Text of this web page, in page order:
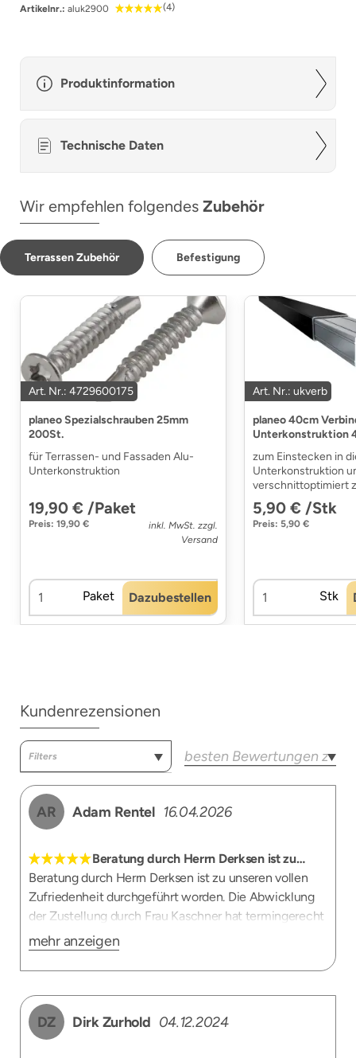
Artikelnr.: aluk2900 (4)
Produktinformation
Technische Daten
Wir empfehlen folgendes Zubehör
Terrassen Zubehör Befestigung
Art. Nr.: 4729600175
planeo Spezialschrauben 25mm
200St.
für Terrassen- und Fassaden Alu-
Unterkonstruktion
19,90 € /Paket
Preis: 19,90 €
inkl. MwSt. zzgl.
Versand
Paket Dazubestellen
Art. Nr.: ukverb
planeo 40cm
Unterkonstruktion
zum Einstecken in
Unterkonstruktion
verschnittoptimiert
5,90 € /Stk
Preis: 5,90 €
Stk
Kundenrezensionen
AR Adam Rentel 16.04.2026
Beratung durch Herrn Derksen ist zu…
Beratung durch Herrn Derksen ist zu unseren vollen
Zufriedenheit durchgeführt worden. Die Abwicklung
der Zustellung durch Frau Kaschner hat termingerecht
funktioniert. Hervorzuheben ist, dass die Fragen, die
auf Anhieb nicht beantwortet werden konnten, geklärt
wurden und in einer kurzen Zeit im Sinne der
Zufriedenheit der Kunden gehandelt wurde. Danke für
Ihre tolle Arbeit. Die Qualität der Produkte ist
spitzenmäßig!
mehr anzeigen
DZ Dirk Zurhold 04.12.2024